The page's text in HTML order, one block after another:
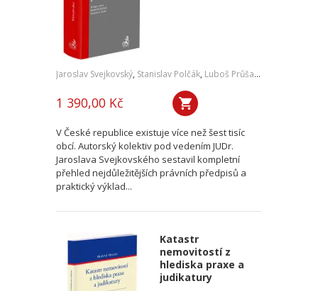
Jaroslav Svejkovský, Stanislav Polčák, Luboš Průša,a kol.
1 390,00 Kč
V České republice existuje více než šest tisíc
obcí. Autorský kolektiv pod vedením JUDr.
Jaroslava Svejkovského sestavil kompletní
přehled nejdůležitějších právních předpisů a
praktický výklad...
Katastr
nemovitostí z
hlediska praxe a
judikatury